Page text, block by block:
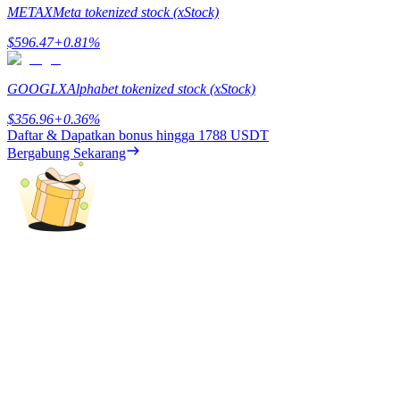
Staking fleksibel untuk mendapatkan token populer
METAXMeta tokenized stock (xStock)
$596.47+0.81%
GOOGLXAlphabet tokenized stock (xStock)
$356.96+0.36%
Daftar & Dapatkan bonus hingga 1788 USDT
Bergabung Sekarang